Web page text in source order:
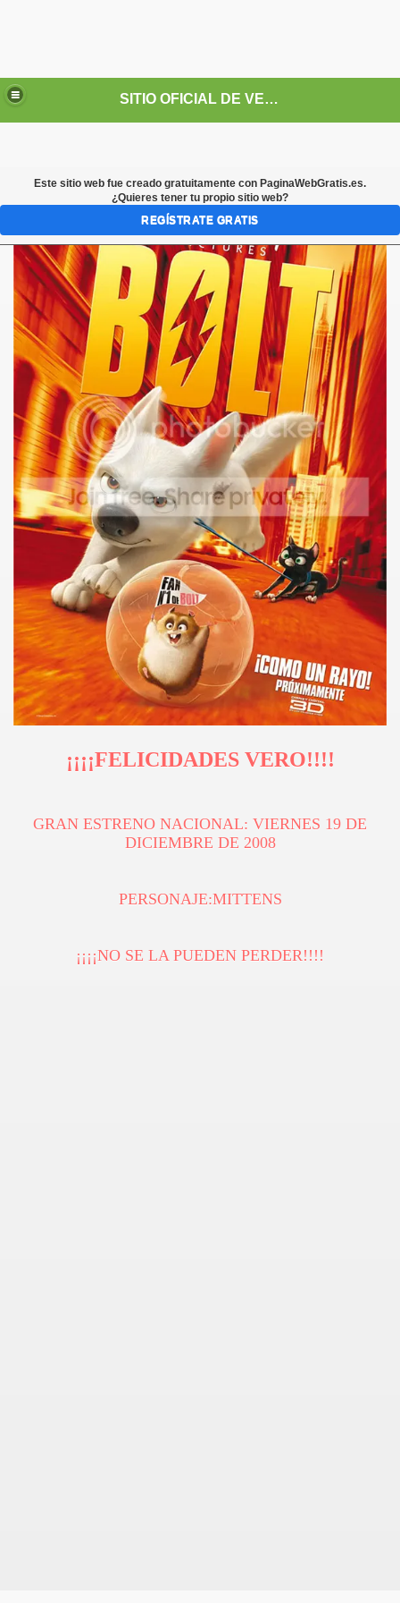
SITIO OFICIAL DE VERONICA JASPEADO
¡¡¡¡FELICIDADES VERO!!!!
GRAN ESTRENO NACIONAL: VIERNES 19 DE
DICIEMBRE DE 2008
PERSONAJE:MITTENS
¡¡¡¡NO SE LA PUEDEN PERDER!!!!
Este sitio web fue creado gratuitamente con PaginaWebGratis.es.
¿Quieres tener tu propio sitio web?
REGÍSTRATE GRATIS